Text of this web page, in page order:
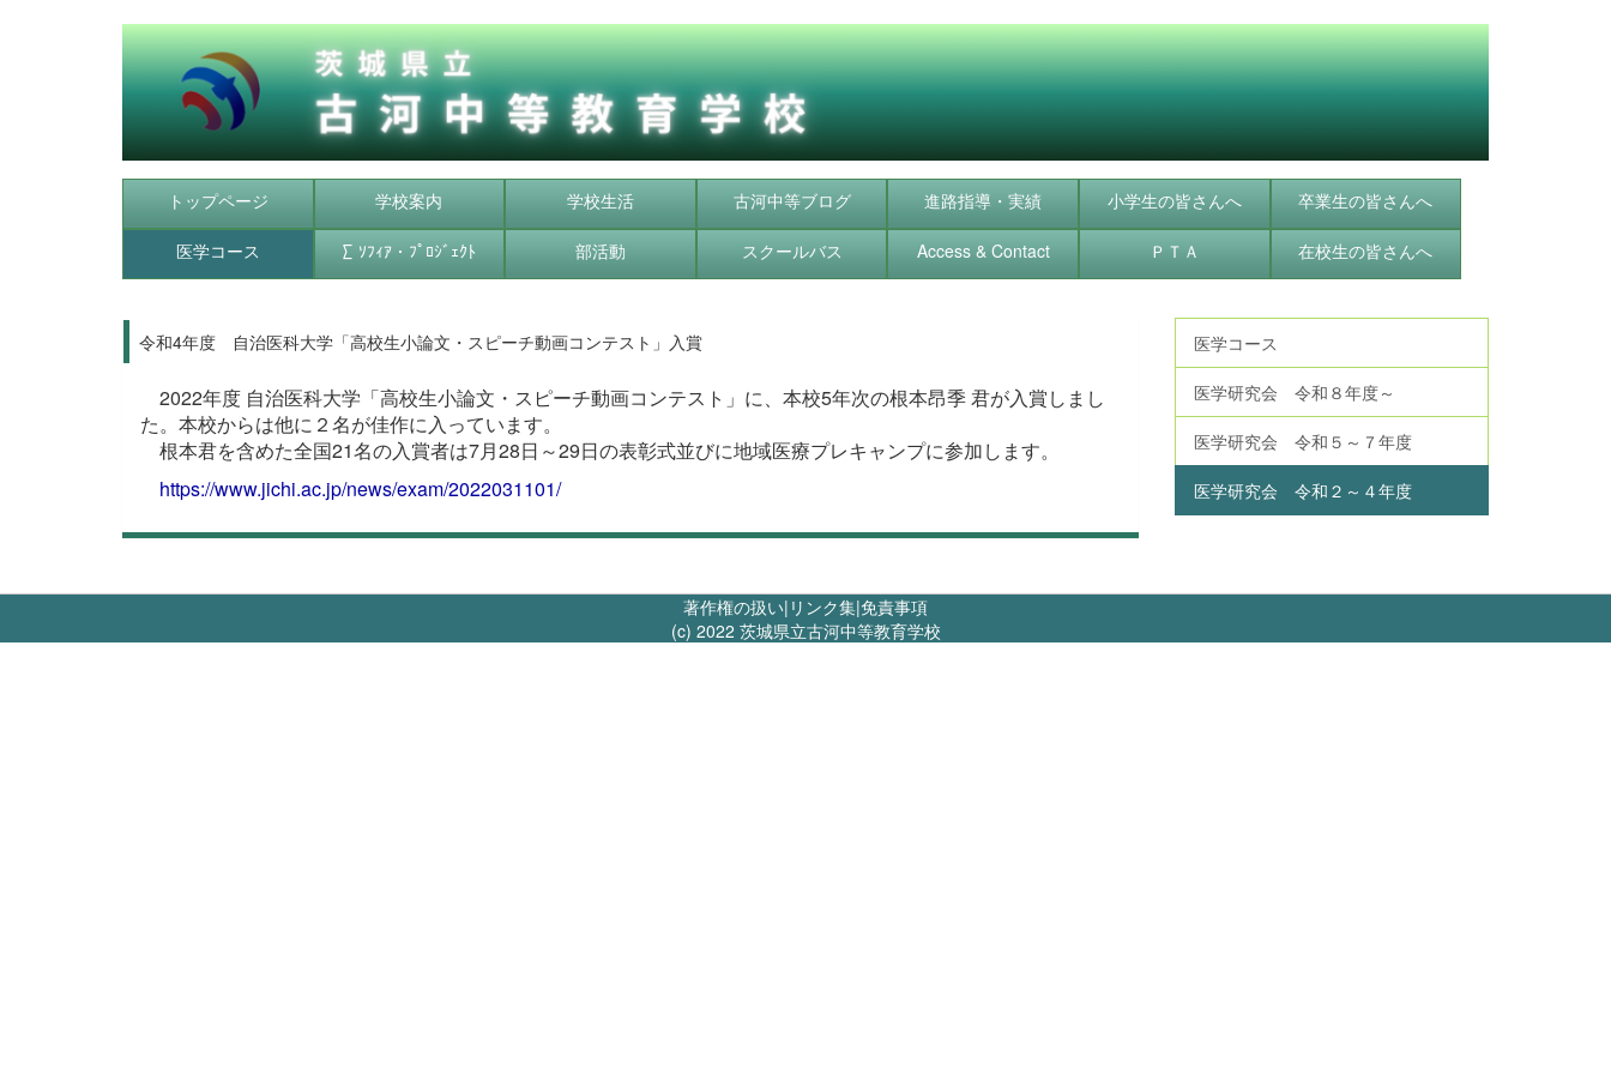
トップページ 学校案内 学校生活 古河中等ブログ 進路指導・実績 小学生の皆さんへ 卒業生の皆さんへ
医学コース ∑ ｿﾌｨｱ・ﾌﾟﾛｼﾞｪｸﾄ 部活動 スクールバス Access & Contact ＰＴＡ 在校生の皆さんへ
令和4年度 自治医科大学「高校生小論文・スピーチ動画コンテスト」入賞
2022年度 自治医科大学「高校生小論文・スピーチ動画コンテスト」に、本校5年次の根本昂季 君が入賞しまし
た。本校からは他に２名が佳作に入っています。
根本君を含めた全国21名の入賞者は7月28日～29日の表彰式並びに地域医療プレキャンプに参加します。
https://www.jichi.ac.jp/news/exam/2022031101/
医学コース
医学研究会 令和８年度～
医学研究会 令和５～７年度
医学研究会 令和２～４年度
著作権の扱い| リンク集|免責事項
(c) 2022 茨城県立古河中等教育学校